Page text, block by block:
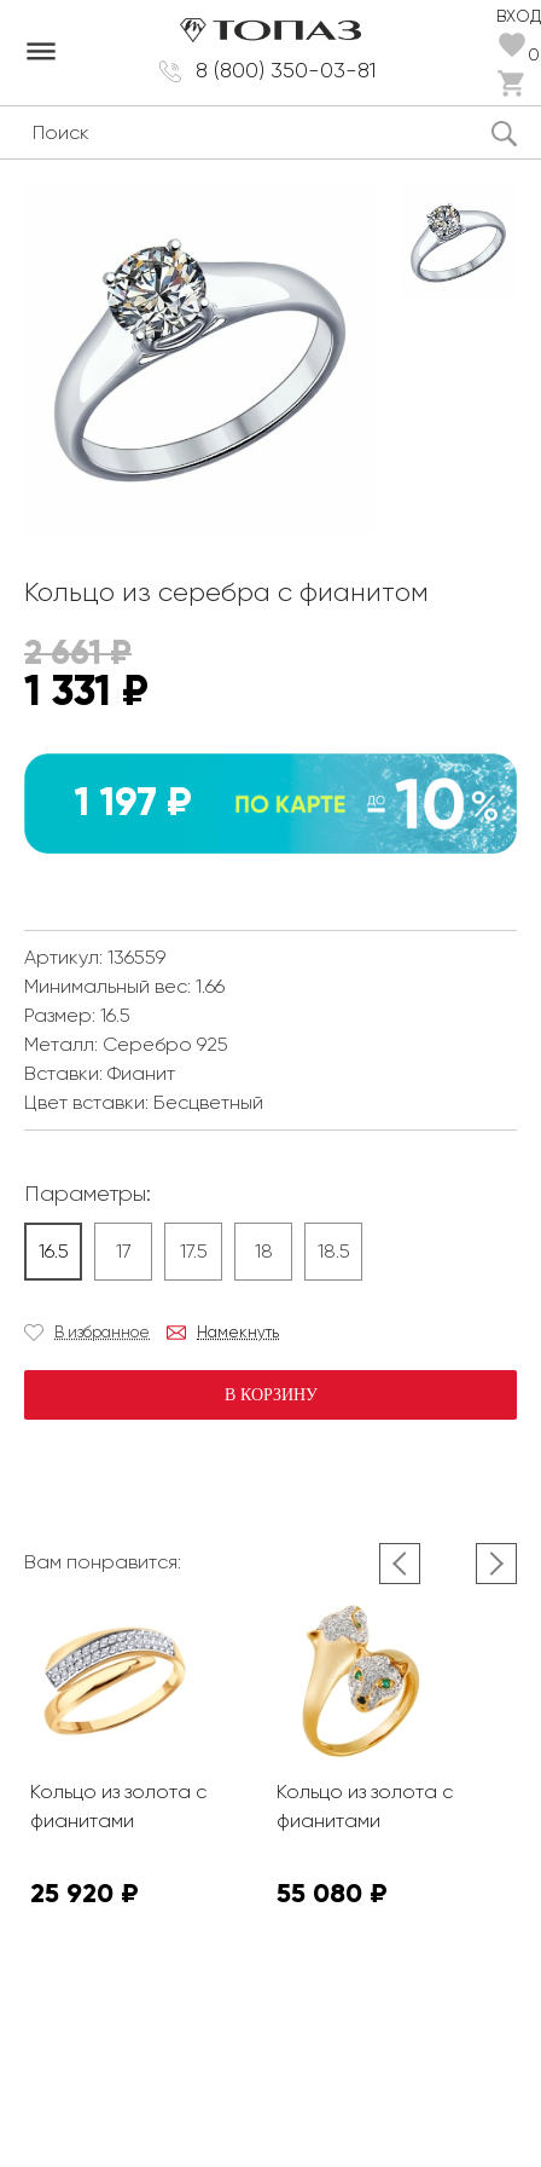
8 (800) 350-03-81
ВХОД
0
dehaze
Кольцо из серебра с фианитом
2 661₽
1 331 ₽
1 197 ₽
Артикул: 136559
Минимальный вес: 1.66
Размер: 16.5
Металл: Серебро 925
Вставки: Фианит
Цвет вставки: Бесцветный
Параметры:
16.5 17 17.5 18 18.5
В избранное Намекнуть
В КОРЗИНУ
Вам понравится:
Кольцо из золота с
фианитами
25 920 ₽
Кольцо из золота с
фианитами
55 080 ₽